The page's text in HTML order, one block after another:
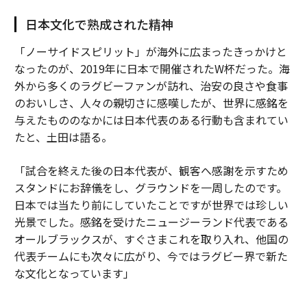
日本文化で熟成された精神
「ノーサイドスピリット」が海外に広まったきっかけと
なったのが、2019年に日本で開催されたW杯だった。海
外から多くのラグビーファンが訪れ、治安の良さや食事
のおいしさ、人々の親切さに感嘆したが、世界に感銘を
与えたもののなかには日本代表のある行動も含まれてい
たと、土田は語る。
「試合を終えた後の日本代表が、観客へ感謝を示すため
スタンドにお辞儀をし、グラウンドを一周したのです。
日本では当たり前にしていたことですが世界では珍しい
光景でした。感銘を受けたニュージーランド代表である
オールブラックスが、すぐさまこれを取り入れ、他国の
代表チームにも次々に広がり、今ではラグビー界で新た
な文化となっています」